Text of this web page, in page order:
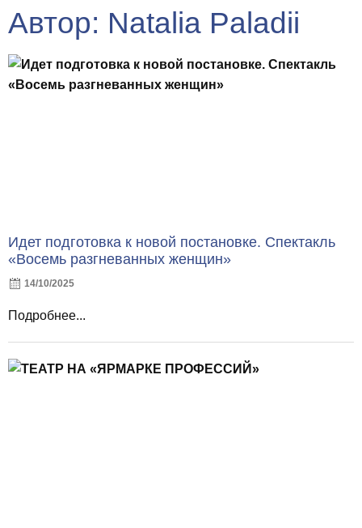
Автор: Natalia Paladii
Идет подготовка к новой постановке. Спектакль
«Восемь разгневанных женщин»
14/10/2025
Подробнее...